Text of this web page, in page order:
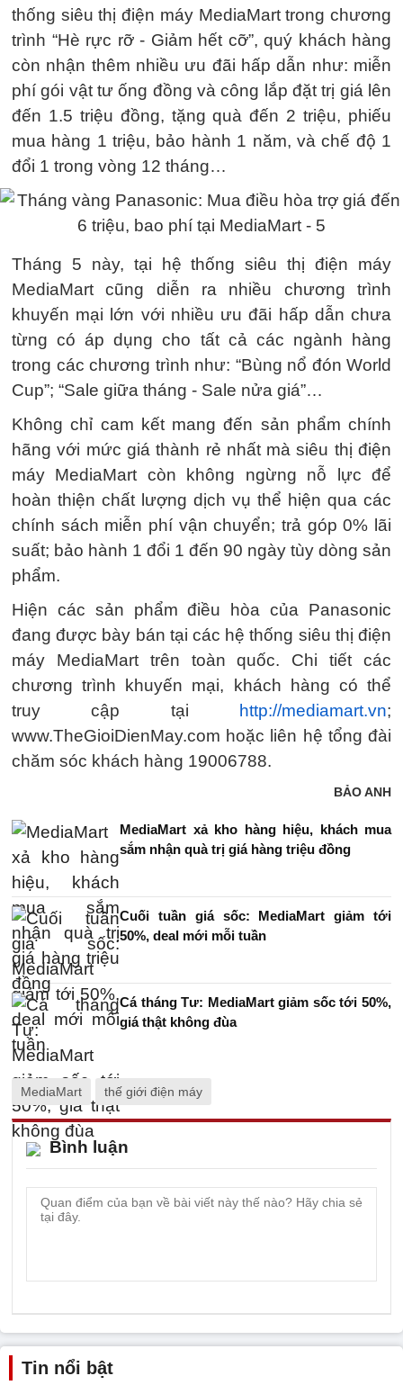
thống siêu thị điện máy MediaMart trong chương
trình “Hè rực rỡ - Giảm hết cỡ”, quý khách hàng
còn nhận thêm nhiều ưu đãi hấp dẫn như: miễn
phí gói vật tư ống đồng và công lắp đặt trị giá lên
đến 1.5 triệu đồng, tặng quà đến 2 triệu, phiếu
mua hàng 1 triệu, bảo hành 1 năm, và chế độ 1
đổi 1 trong vòng 12 tháng…
Tháng 5 này, tại hệ thống siêu thị điện máy
MediaMart cũng diễn ra nhiều chương trình
khuyến mại lớn với nhiều ưu đãi hấp dẫn chưa
từng có áp dụng cho tất cả các ngành hàng
trong các chương trình như: “Bùng nổ đón World
Cup”; “Sale giữa tháng - Sale nửa giá”…
Không chỉ cam kết mang đến sản phẩm chính
hãng với mức giá thành rẻ nhất mà siêu thị điện
máy MediaMart còn không ngừng nỗ lực để
hoàn thiện chất lượng dịch vụ thể hiện qua các
chính sách miễn phí vận chuyển; trả góp 0% lãi
suất; bảo hành 1 đổi 1 đến 90 ngày tùy dòng sản
phẩm.
Hiện các sản phẩm điều hòa của Panasonic
đang được bày bán tại các hệ thống siêu thị điện
máy MediaMart trên toàn quốc. Chi tiết các
chương trình khuyến mại, khách hàng có thể
truy cập tại
http://mediamart.vn;
www.TheGioiDienMay.com hoặc liên hệ tổng đài
chăm sóc khách hàng 19006788.
BẢO ANH
MediaMart xả kho hàng hiệu, khách mua
sắm nhận quà trị giá hàng triệu đồng
Cuối tuần giá sốc: MediaMart giảm tới
50%, deal mới mỗi tuần
Cá tháng Tư: MediaMart giảm sốc tới 50%,
giá thật không đùa
MediaMart thế giới điện máy
Bình luận
Tin nổi bật